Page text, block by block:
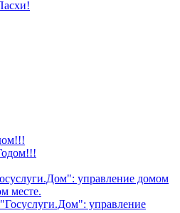
управление домом
месте.